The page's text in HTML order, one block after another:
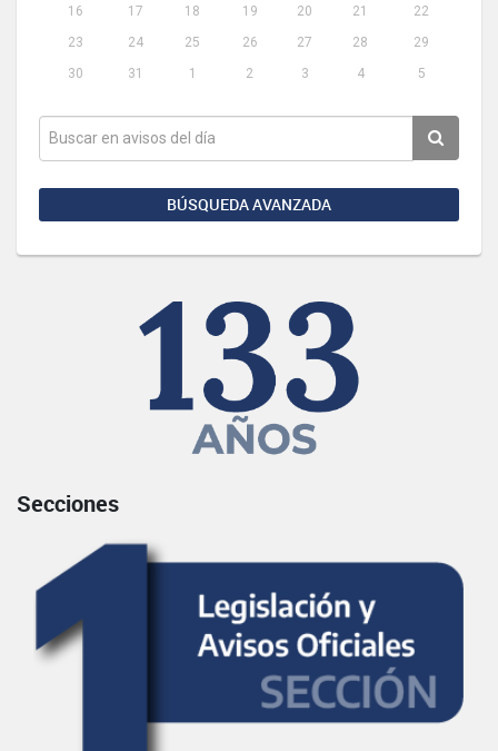
16
17 18 19 20 21
22
23
24 25 26 27 28
29
30
31 1 2 3 4 5
BÚSQUEDA AVANZADA
Secciones